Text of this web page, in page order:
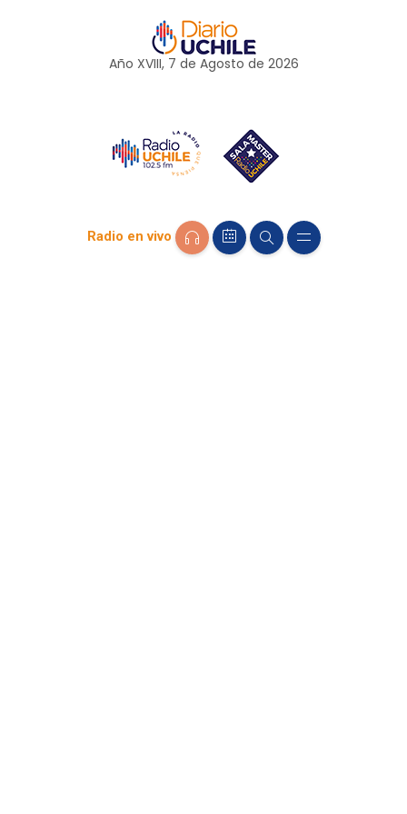
Año XVIII, 7 de Agosto de 2026
Radio en vivo